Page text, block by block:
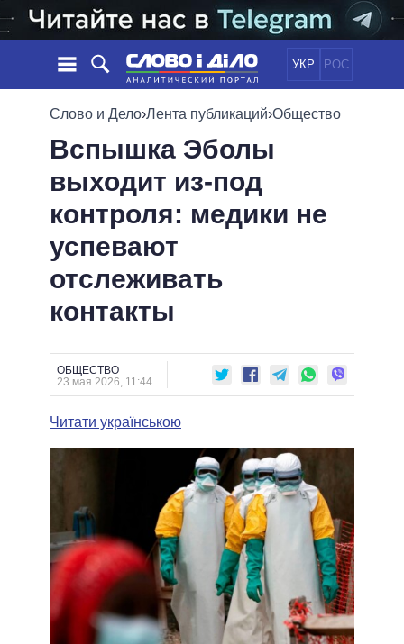
УКР РОС
НОВОСТИ
ЛЕНТА
СОБЫТИЯ
СТАТЬИ
МНЕНИЯ
ОБЗОРЫ
ДАЙДЖЕСТЫ
ПОЛИТИКА
ЭКОНОМИКА
ОБЩЕСТВО
МИР
ОБЕЩАНИЯ
ПОЛИТИКИ
ВСЕ ПОЛИТИКИ
ПРЕЗИДЕНТ И ОФИС
ВЕРХОВНАЯ РАДА
КАБИНЕТ МИНИСТРОВ
МЭРЫ
ВСЕ ПЕРСОНЫ
ИНФОГРАФИКА
ВИДЕО
ПОДДЕРЖАТЬ
СРАВНЕНИЕ ПОЛИТИКОВ
Слово и Дело›Лента публикаций›Общество
Вспышка Эболы
выходит из-под
контроля: медики не
успевают
отслеживать
контакты
ОБЩЕСТВО
23 мая 2026, 11:44
Читати українською